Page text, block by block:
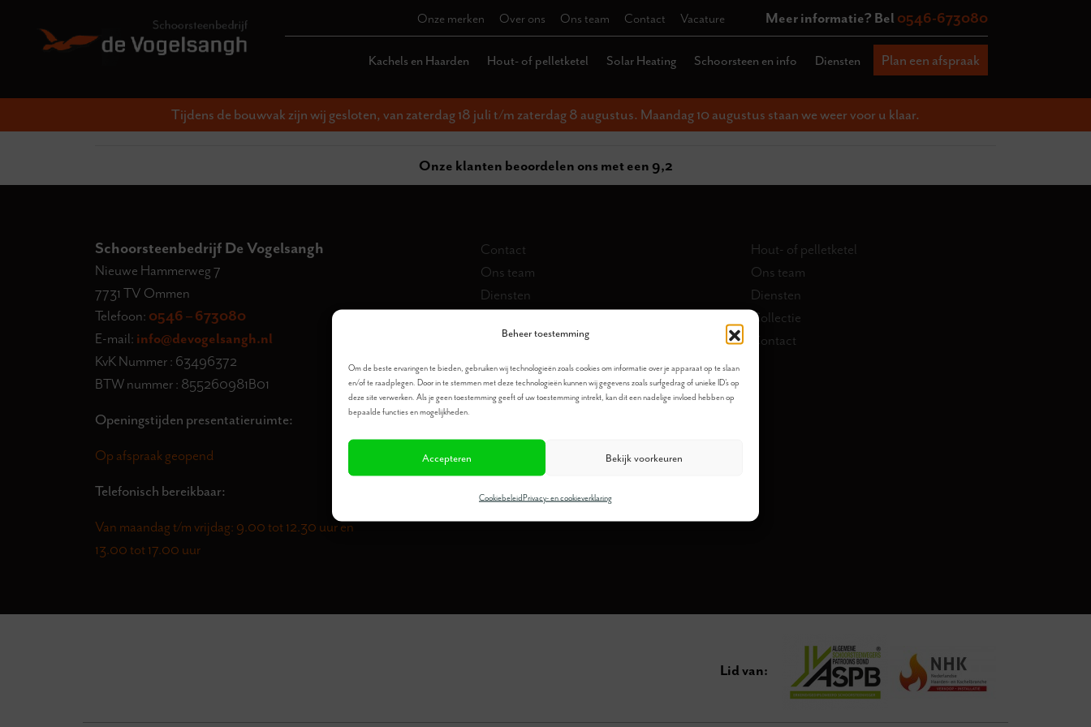
Beheer toestemming
Om de beste ervaringen te bieden, gebruiken wij technologieën zoals cookies om informatie over je apparaat op te slaan
en/of te raadplegen. Door in te stemmen met deze technologieën kunnen wij gegevens zoals surfgedrag of unieke ID's op
deze site verwerken. Als je geen toestemming geeft of uw toestemming intrekt, kan dit een nadelige invloed hebben op
bepaalde functies en mogelijkheden.
Accepteren Bekijk voorkeuren
CookiebeleidPrivacy- en cookieverklaring
Tijdens de bouwvak zijn wij gesloten, van zaterdag 18 juli t/m zaterdag 8 augustus. Maandag 10 augustus staan we weer voor u klaar.
Meer informatie? Bel 0546-673080
Onze merken Over ons Ons team Contact Vacature
Plan een afspraak
Kachels en Haarden Hout- of pelletketel Solar Heating Schoorsteen en info Diensten
Onze klanten beoordelen ons met een 9,2
Schoorsteenbedrijf De Vogelsangh
Nieuwe Hammerweg 7
7731 TV Ommen
Telefoon: 0546 – 673080
E-mail: info@devogelsangh.nl
KvK Nummer : 63496372
BTW nummer : 855260981B01
Openingstijden presentatieruimte:
Op afspraak geopend
Telefonisch bereikbaar:
Van maandag t/m vrijdag: 9.00 tot 12.30 uur en
13.00 tot 17.00 uur
Contact
Ons team
Diensten
Schoorsteen
Hout- of pelletketel
Ons team
Diensten
Collectie
Contact
Meer informatie?
Lid van: